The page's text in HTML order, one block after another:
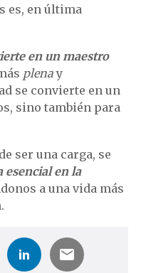
es, en última
en un maestro
plenay
se convierte en un
sino también para
ser una carga, se
esencial en la
a una vida más